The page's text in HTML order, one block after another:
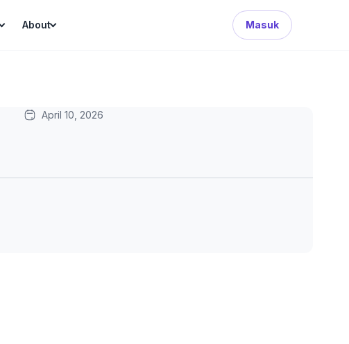
About Masuk
Search Button
April 10, 2026